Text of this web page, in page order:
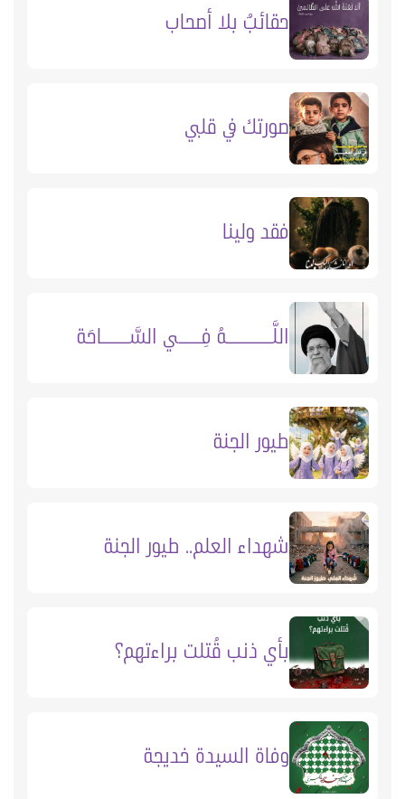
حقائبٌ بلا أصحاب
صورتك في قلبي
فقد ولينا
اللَّــــــــــهُ فِـــــي السَّــــــاحَة
طيور الجنة
شهداء العلم.. طيور الجنة
بأي ذنب قُتلت براءتهم؟
وفاة السيدة خديجة